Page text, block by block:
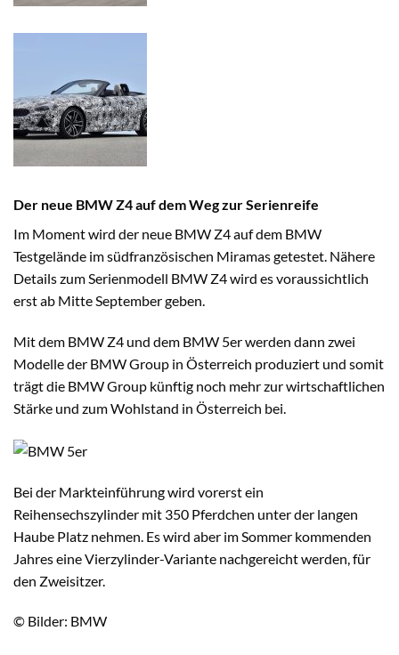
Der neue BMW Z4 auf dem Weg zur Serienreife
Im Moment wird der neue BMW Z4 auf dem BMW
Testgelände im südfranzösischen Miramas getestet. Nähere
Details zum Serienmodell BMW Z4 wird es voraussichtlich
erst ab Mitte September geben.
Mit dem BMW Z4 und dem BMW 5er werden dann zwei
Modelle der BMW Group in Österreich produziert und somit
trägt die BMW Group künftig noch mehr zur wirtschaftlichen
Stärke und zum Wohlstand in Österreich bei.
Bei der Markteinführung wird vorerst ein
Reihensechszylinder mit 350 Pferdchen unter der langen
Haube Platz nehmen. Es wird aber im Sommer kommenden
Jahres eine Vierzylinder-Variante nachgereicht werden, für
den Zweisitzer.
© Bilder: BMW